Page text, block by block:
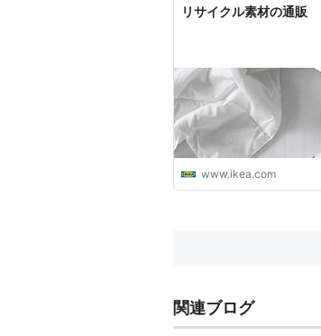
リサイクル素材の通販
www.ikea.com
関連ブログ